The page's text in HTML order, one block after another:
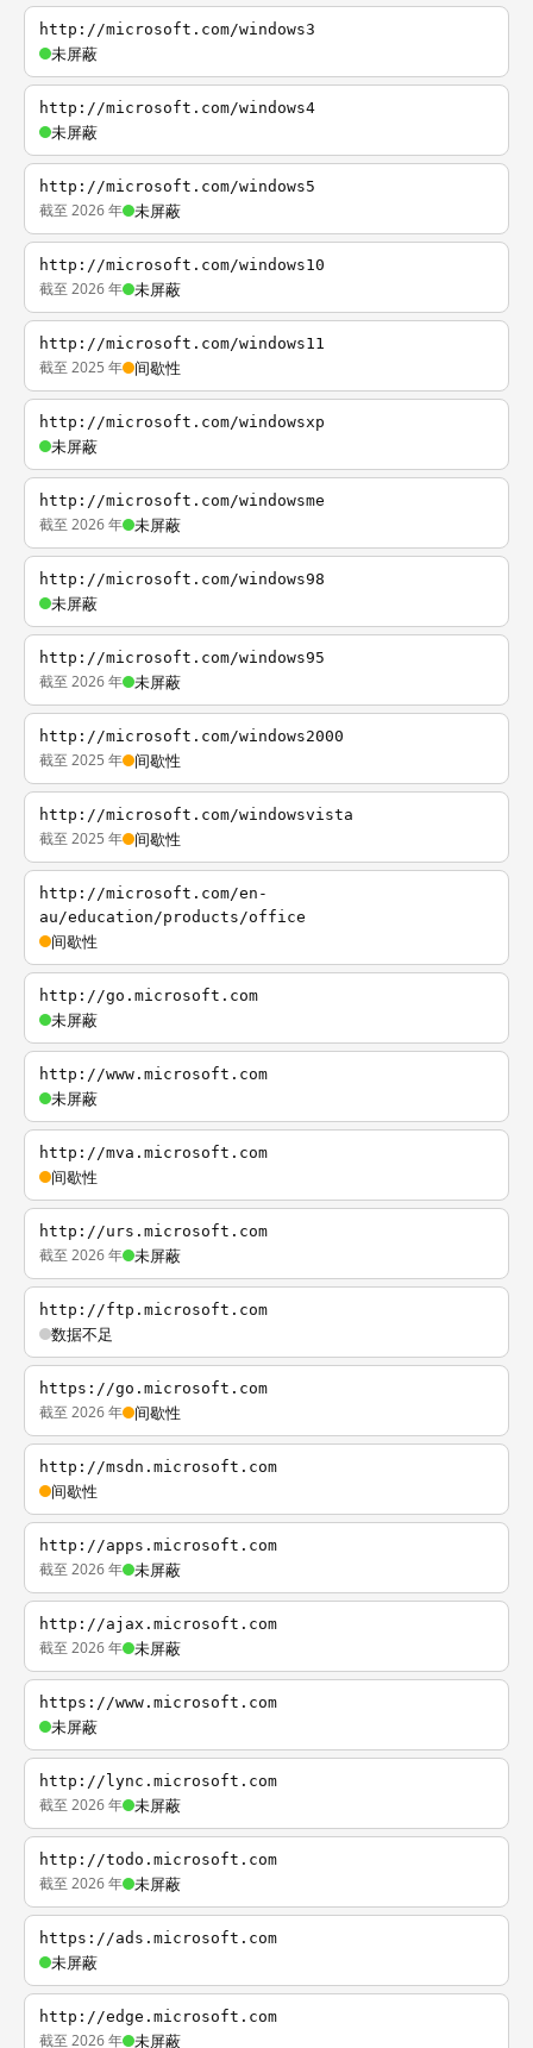
http://microsoft.com/windows3
未屏蔽
http://microsoft.com/windows4
未屏蔽
http://microsoft.com/windows5
截至 2026 年 未屏蔽
http://microsoft.com/windows10
截至 2026 年 未屏蔽
http://microsoft.com/windows11
截至 2025 年 间歇性
http://microsoft.com/windowsxp
未屏蔽
http://microsoft.com/windowsme
截至 2026 年 未屏蔽
http://microsoft.com/windows98
未屏蔽
http://microsoft.com/windows95
截至 2026 年 未屏蔽
http://microsoft.com/windows2000
截至 2025 年 间歇性
http://microsoft.com/windowsvista
截至 2025 年 间歇性
http://microsoft.com/en-
au/education/products/office
间歇性
http://go.microsoft.com
未屏蔽
http://www.microsoft.com
未屏蔽
http://mva.microsoft.com
间歇性
http://urs.microsoft.com
截至 2026 年 未屏蔽
http://ftp.microsoft.com
数据不足
https://go.microsoft.com
截至 2026 年 间歇性
http://msdn.microsoft.com
间歇性
http://apps.microsoft.com
截至 2026 年 未屏蔽
http://ajax.microsoft.com
截至 2026 年 未屏蔽
https://www.microsoft.com
未屏蔽
http://lync.microsoft.com
截至 2026 年 未屏蔽
http://todo.microsoft.com
截至 2026 年 未屏蔽
https://ads.microsoft.com
未屏蔽
http://edge.microsoft.com
截至 2026 年 未屏蔽